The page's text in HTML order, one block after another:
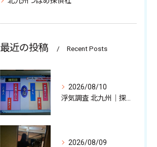
最近の投稿 Recent Posts
2026/08/10
2026/08/09